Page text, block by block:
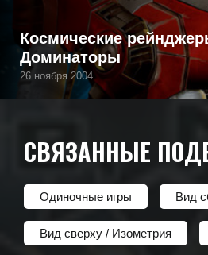
Космические
Доминаторы
26 ноября 2004
СВЯЗАННЫЕ
Одиночные игры Вид
Вид сверху / Изометрия